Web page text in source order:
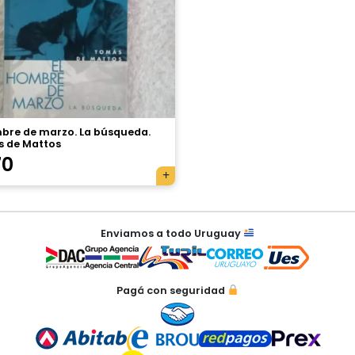
de marzo. La búsqueda.
de Mattos
Enviamos a todo Uruguay
Pagá con seguridad